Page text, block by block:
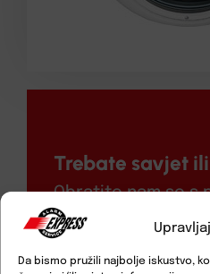
Da bismo pružili najbolje iskustvo,
Trebate savjet
Obratite nam se s